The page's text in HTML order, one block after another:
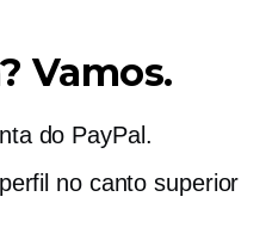
Vamos.
do PayPal.
no canto superior